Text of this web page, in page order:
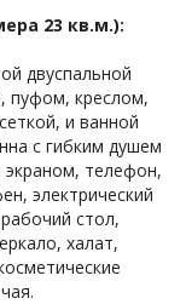
23 кв.м.):
двуспальной
пуфом, креслом,
и ванной
с гибким душем
экраном, телефон,
электрический
стол,
халат,